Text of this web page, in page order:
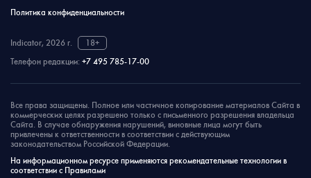
Политика конфиденциальности
Indicator, 2026 г.
18+
Телефон редакции: +7 495 785-17-00
Все права защищены. Полное или частичное копирование материалов Сайта в
коммерческих целях разрешено только с письменного разрешения владельца
Сайта. В случае обнаружения нарушений, виновные лица могут быть
привлечены к ответственности в соответствии с действующим
законодательством Российской Федерации.
На информационном ресурсе применяются рекомендательные технологии в
соответствии с Правилами